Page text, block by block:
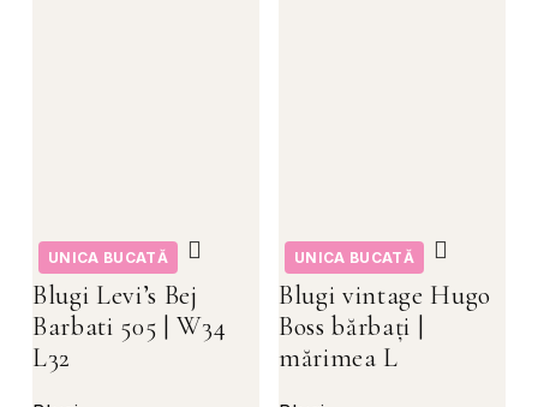
UNICA BUCATĂ
Blugi Levi’s Bej
Barbati 505 | W34
L32
UNICA BUCATĂ
Blugi vintage Hugo
Boss bărbați |
mărimea L